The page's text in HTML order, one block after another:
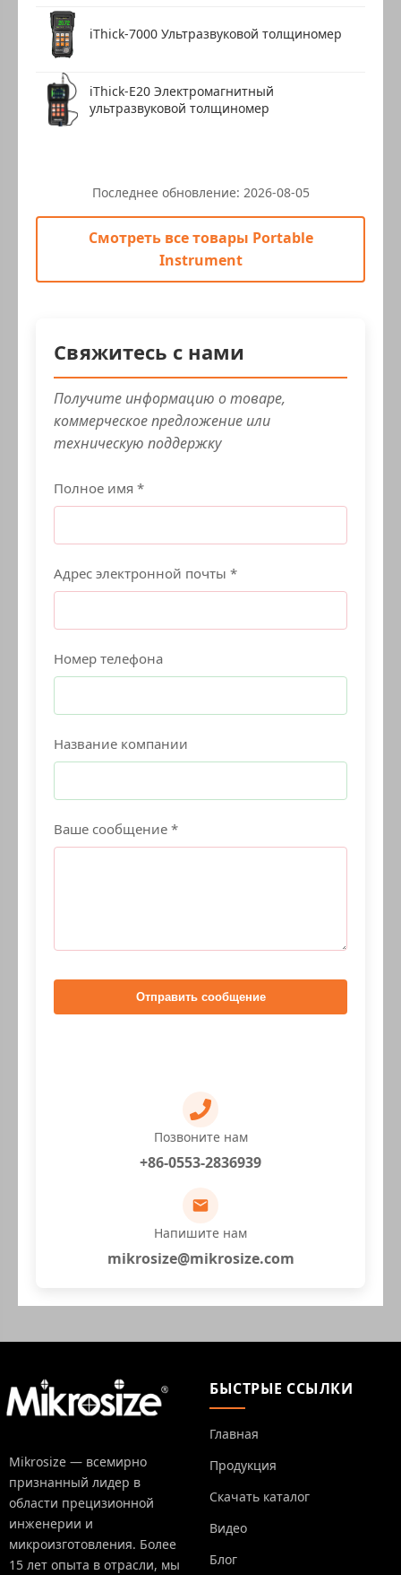
iThick-7000 Ультразвуковой толщиномер
iThick-E20 Электромагнитный
ультразвуковой толщиномер
Последнее обновление: 2026-08-05
Смотреть все товары Portable
Instrument
Свяжитесь с нами
Получите информацию о товаре,
коммерческое предложение или
техническую поддержку
Полное имя *
Адрес электронной почты *
Номер телефона
Название компании
Ваше сообщение *
Отправить сообщение
Позвоните нам
+86-0553-2836939
Напишите нам
mikrosize@mikrosize.com
Mikrosize — всемирно
признанный лидер в
области прецизионной
инженерии и
микроизготовления. Более
15 лет опыта в отрасли, мы
БЫСТРЫЕ ССЫЛКИ
Главная
Продукция
Скачать каталог
Видео
Блог